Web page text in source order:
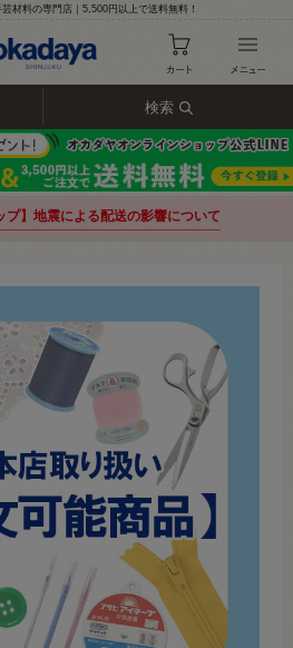
材料の専門店｜5,500円以上で送料無料！
検索
プ】地震による配送の影響について